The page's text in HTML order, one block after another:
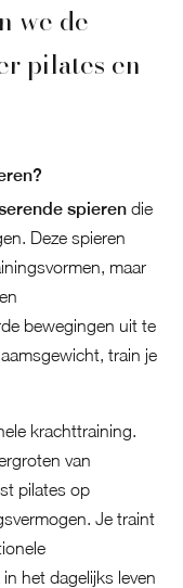
we de
pilates en
spierendie
Deze spieren
maar
bewegingen uit te
train je
krachttraining.
van
pilates op
Je traint
het dagelijks leven